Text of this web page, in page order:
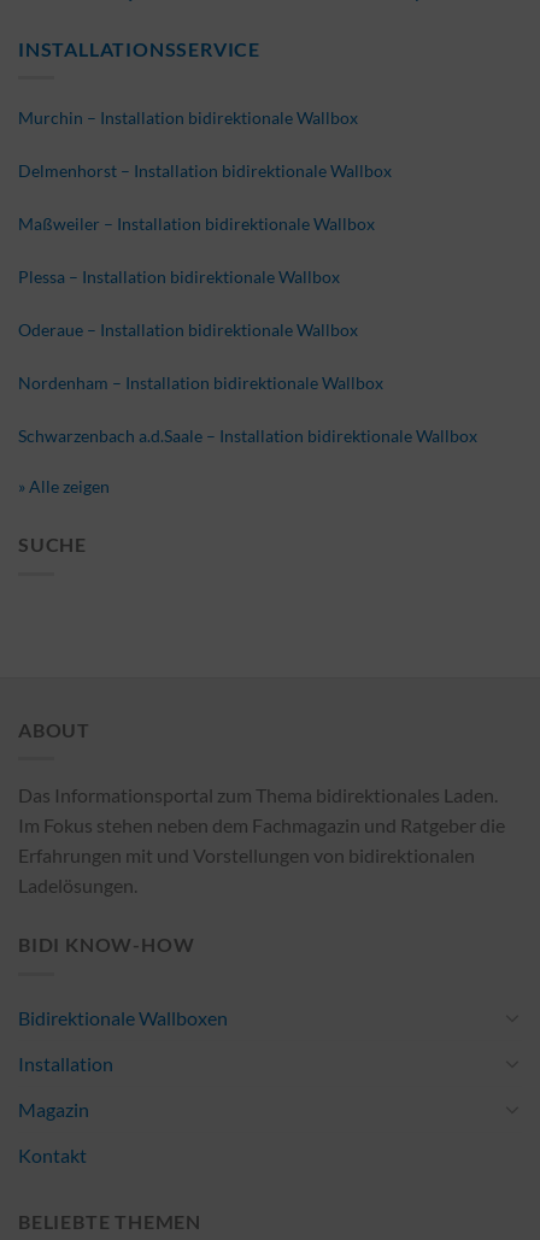
INSTALLATIONSSERVICE
Murchin – Installation bidirektionale Wallbox
Delmenhorst – Installation bidirektionale Wallbox
Maßweiler – Installation bidirektionale Wallbox
Plessa – Installation bidirektionale Wallbox
Oderaue – Installation bidirektionale Wallbox
Nordenham – Installation bidirektionale Wallbox
Schwarzenbach a.d.Saale – Installation bidirektionale Wallbox
» Alle zeigen
SUCHE
ABOUT
Das Informationsportal zum Thema bidirektionales Laden.
Im Fokus stehen neben dem Fachmagazin und Ratgeber die
Erfahrungen mit und Vorstellungen von bidirektionalen
Ladelösungen.
BIDI KNOW-HOW
Bidirektionale Wallboxen
Installation
Magazin
Kontakt
BELIEBTE THEMEN